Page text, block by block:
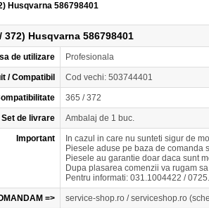
Husqvarna 586798401
372) Husqvarna 586798401
de utilizare Profesionala
/ Compatibil Cod vechi: 503744401
365 / 372
Set de livrare Ambalaj de 1 buc.
Important
In cazul in care nu sunteti sigur de
Piesele aduse pe baza de comanda
Piesele au garantie doar daca sunt
Dupa plasarea comenzii va rugam
Pentru informati: 031.1004422 /
=> service-shop.ro / serviceshop.ro